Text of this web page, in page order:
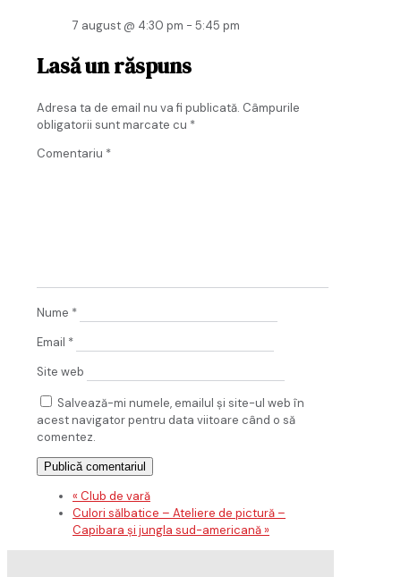
7 august @ 4:30 pm - 5:45 pm
Lasă un răspuns
Adresa ta de email nu va fi publicată. Câmpurile
obligatorii sunt marcate cu *
Comentariu *
Nume *
Email *
Site web
Salvează-mi numele, emailul și site-ul web în
acest navigator pentru data viitoare când o să
comentez.
« Club de vară
Culori sălbatice – Ateliere de pictură –
Capibara și jungla sud-americană»